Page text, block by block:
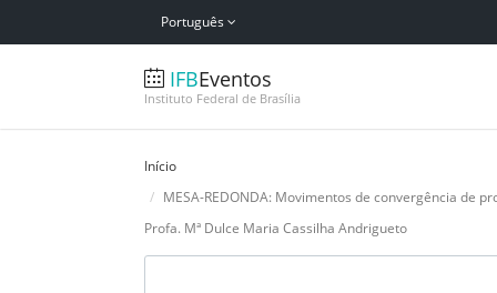
Português
IFBEventos
Instituto Federal de Brasília
Início
MESA-REDONDA: Movimentos de convergência de
Profa. Mª Dulce Maria Cassilha Andrigueto